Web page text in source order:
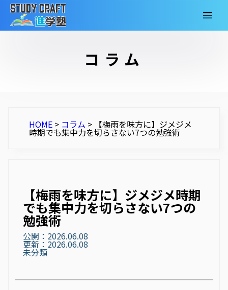
コラム
HOME > コラム > 【梅雨を味方に】ジメジメ
時期でも集中力を切らさない7つの勉強術
【梅雨を味方に】ジメジメ時期
でも集中力を切らさない7つの
勉強術
公開：2026.06.08
更新：2026.06.08
未分類